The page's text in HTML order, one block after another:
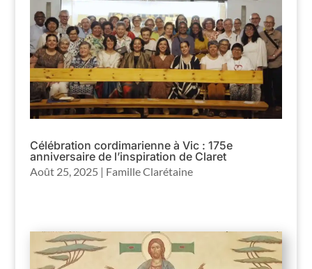
Célébration cordimarienne à Vic : 175e
anniversaire de l’inspiration de Claret
Août 25, 2025 | Famille Clarétaine